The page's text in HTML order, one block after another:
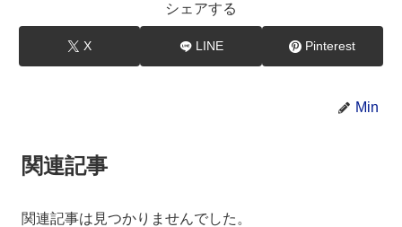
シェアする
X LINE Pinterest
Min
関連記事
関連記事は見つかりませんでした。